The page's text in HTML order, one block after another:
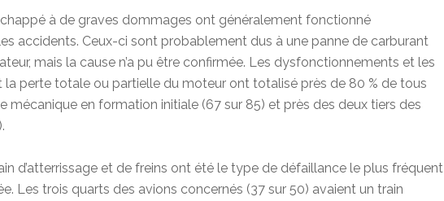
à de graves dommages ont généralement fonctionné
accidents. Ceux-ci sont probablement dus à une panne de carburant
mais la cause n’a pu être confirmée. Les dysfonctionnements et les
la perte totale ou partielle du moteur ont totalisé près de 80 % de tous
mécanique en formation initiale (67 sur 85) et près des deux tiers des
d’atterrissage et de freins ont été le type de défaillance le plus fréquent
Les trois quarts des avions concernés (37 sur 50) avaient un train